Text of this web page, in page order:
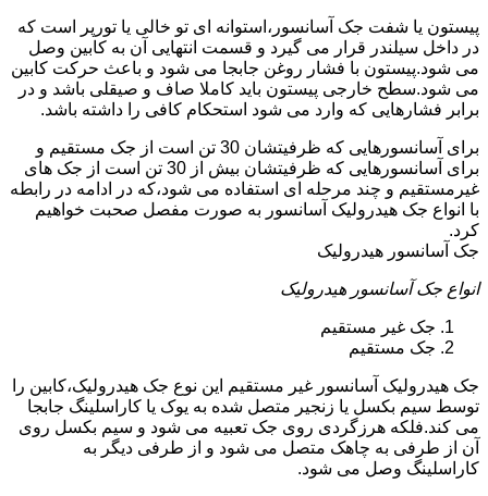
پیستون یا شفت جک آسانسور،استوانه ای تو خالی یا تورپر است که
در داخل سیلندر قرار می گیرد و قسمت انتهایی آن به کابین وصل
می شود.پیستون با فشار روغن جابجا می شود و باعث حرکت کابین
می شود.سطح خارجی پیستون باید کاملا صاف و صیقلی باشد و در
برابر فشارهایی که وارد می شود استحکام کافی را داشته باشد.
برای آسانسورهایی که ظرفیتشان 30 تن است از جک مستقیم و
برای آسانسورهایی که ظرفیتشان بیش از 30 تن است از جک های
غیرمستقیم و چند مرحله ای استفاده می شود،که در ادامه در رابطه
با انواع جک هیدرولیک آسانسور به صورت مفصل صحبت خواهیم
کرد.
جک آسانسور هیدرولیک
انواع جک آسانسور هیدرولیک
جک غیر مستقیم
جک مستقیم
جک هیدرولیک آسانسور غیر مستقیم این نوع جک هیدرولیک،کابین را
توسط سیم بکسل یا زنجیر متصل شده به یوک یا کاراسلینگ جابجا
می کند.فلکه هرزگردی روی جک تعبیه می شود و سیم بکسل روی
آن از طرفی به چاهک متصل می شود و از طرفی دیگر به
کاراسلینگ وصل می شود.